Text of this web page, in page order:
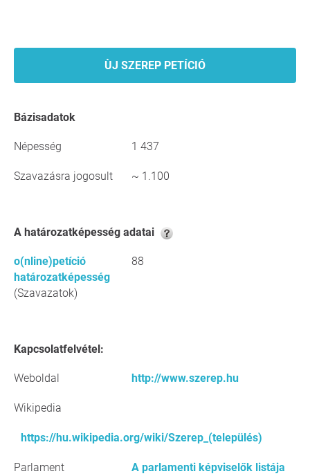
ÙJ SZEREP PETÍCIÓ
Bázisadatok
Népesség 1 437
Szavazásra jogosult ~ 1.100
A határozatképesség adatai
o(nline)petíció
határozatképesség
(Szavazatok)
88
Kapcsolatfelvétel:
Weboldal http://www.szerep.hu
Wikipedia
https://hu.wikipedia.org/wiki/Szerep_(település)
Parlament A parlamenti képviselők listája